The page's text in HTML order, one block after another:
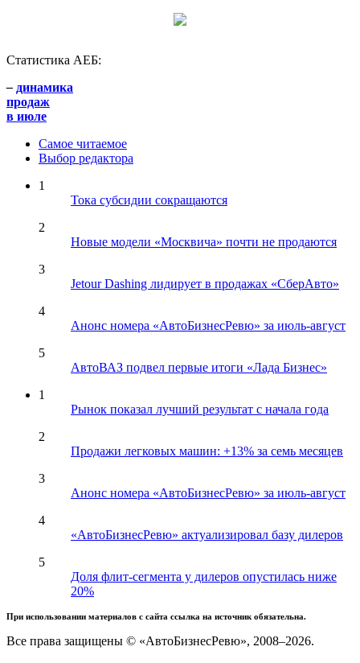
Статистика АЕБ:
– динамика
продаж
в июле
Самое читаемое
Выбор редактора
1
Тока субсидии сокращаются
2
Новые модели «Москвича» почти не продаются
3
Jetour Dashing лидирует в продажах «СберАвто»
4
Анонс номера «АвтоБизнесРевю» за июль-август
5
АвтоВАЗ подвел первые итоги «Лада Бизнес»
1
Рынок показал лучший результат с начала года
2
Продажи легковых машин: +13% за семь месяцев
3
Анонс номера «АвтоБизнесРевю» за июль-август
4
«АвтоБизнесРевю» актуализировал базу дилеров
5
Доля флит-сегмента у дилеров опустилась ниже
20%
При использовании материалов с сайта ссылка на источник обязательна.
Все права защищены © «АвтоБизнесРевю», 2008–2026.